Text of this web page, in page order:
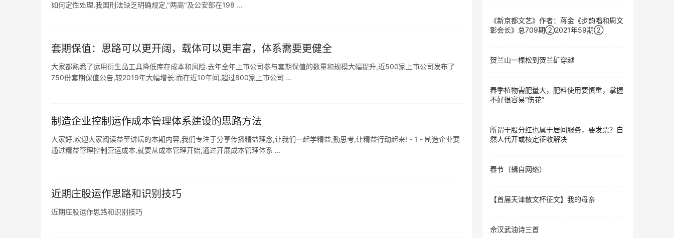
如何定性处理,我国刑法缺乏明确规定,"两高"及公安部在198 ...
套期保值：思路可以更开阔，载体可以更丰富，体系需要更健全
大家都熟悉了运用衍生品工具降低库存成本和风险.去年全年上市公司参与套期保值的数量和规模大幅提升,近500家上市公司发布了
750份套期保值公告,较2019年大幅增长:而在近10年间,超过800家上市公司 ...
制造企业控制运作成本管理体系建设的思路方法
大家好,欢迎大家阅读益至讲坛的本期内容,我们专注于分享传播精益理念,让我们一起学精益,勤思考,让精益行动起来! - 1 - 制造企业要
通过精益管理控制营运成本,就要从成本管理开始,通过开展成本管理体系 ...
近期庄股运作思路和识别技巧
近期庄股运作思路和识别技巧
《新京都文艺》作者：蒋金《步韵唱和周文
彰会长》总709期②2021年59期②
贺兰山一棵松到贺兰矿穿越
春季植物需肥量大，肥料使用要慎重，掌握
不好很容易“伤花”
所谓干股分红也属于居间服务，要发票？自
然人代开或核定征收解决
春节（辑自网络）
【首届天津散文杯征文】我的母亲
佘汉武油诗三首